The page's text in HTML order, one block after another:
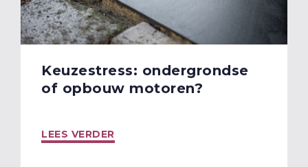
Keuzestress: ondergrondse
of opbouw motoren?
LEES VERDER